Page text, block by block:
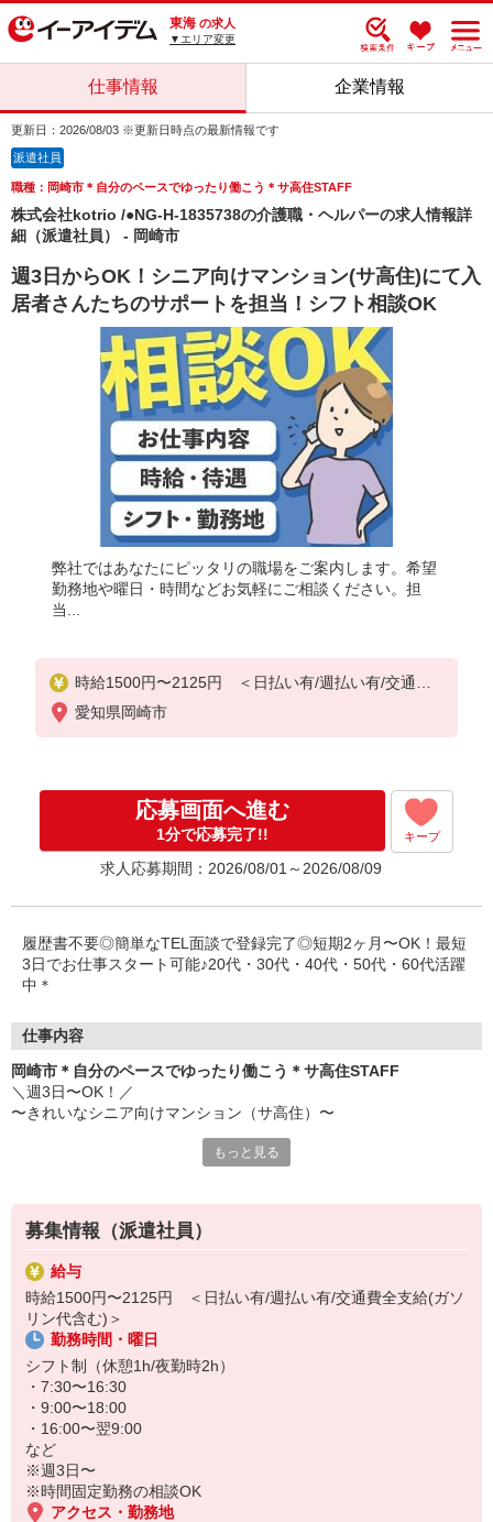
東海 の求人
▼エリア変更
仕事情報 企業情報
更新日：2026/08/03 ※更新日時点の最新情報です
派遣社員
職種：岡崎市＊自分のペースでゆったり働こう＊サ高住STAFF
株式会社kotrio /●NG-H-1835738の介護職・ヘルパーの求人情報詳
細（派遣社員） - 岡崎市
週3日からOK！シニア向けマンション(サ高住)にて入
居者さんたちのサポートを担当！シフト相談OK
弊社ではあなたにピッタリの職場をご案内します。希望
勤務地や曜日・時間などお気軽にご相談ください。担
当...
時給1500円〜2125円 ＜日払い有/週払い有/交通費
全支給(ガソリン代含む)＞
愛知県岡崎市
応募画面へ進む
1分で応募完了!! キープ
求人応募期間：2026/08/01～2026/08/09
履歴書不要◎簡単なTEL面談で登録完了◎短期2ヶ月〜OK！最短
3日でお仕事スタート可能♪20代・30代・40代・50代・60代活躍
中＊
仕事内容
岡崎市＊自分のペースでゆったり働こう＊サ高住STAFF
＼週3日〜OK！／
〜きれいなシニア向けマンション（サ高住）〜
・見回り/安否確認
・共有スペースの清掃
など
介護度が低い方も多数！身体的な負担は少なめです♪
シフトの相談には柔軟に対応しています◎自分のペースでゆったり
と働ける環境です♪
もっと見る
募集情報（派遣社員）
給与
時給1500円〜2125円 ＜日払い有/週払い有/交通費全支給(ガソ
リン代含む)＞
勤務時間・曜日
シフト制（休憩1h/夜勤時2h）
・7:30〜16:30
・9:00〜18:00
・16:00〜翌9:00
など
※週3日〜
※時間固定勤務の相談OK
アクセス・勤務地